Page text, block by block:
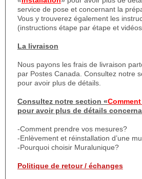
service de pose et concernant la
Vous y trouverez également les
(instructions étape par étape et
La livraison
Nous payons les frais de livraison
par Postes Canada. Consultez notre
pour avoir plus de détails.
Consultez notre section «
pour avoir plus de détails
-Comment prendre vos mesures?
-Enlèvement et réinstallation d’une
-Pourquoi choisir Muralunique?
Politique de retour / échanges